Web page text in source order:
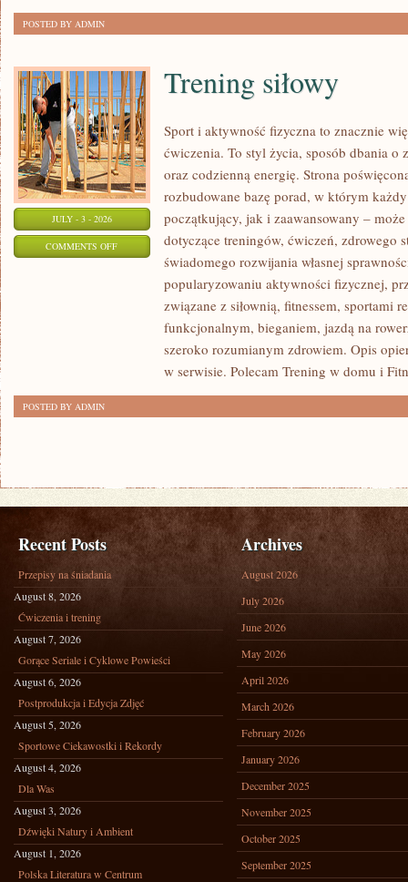
POSTED BY ADMIN
JULY - 3 - 2026
COMMENTS OFFON
Trening siłowy
Sport i aktywność fizyczna to znacznie
ćwiczenia. To styl życia, sposób dbania o
oraz codzienną energię. Strona
rozbudowane bazę porad, w którym
początkujący, jak i zaawansowany –
dotyczące treningów, ćwiczeń, zdrowego
świadomego rozwijania własnej
popularyzowaniu aktywności fizycznej,
związane z siłownią, fitnessem, sportami
funkcjonalnym, bieganiem, jazdą na
szeroko rozumianym zdrowiem. Opis
w serwisie. Polecam Trening w domu i
POSTED BY ADMIN
Recent Posts
Przepisy na śniadania
August 8, 2026
Ćwiczenia i trening
August 7, 2026
Gorące Seriale i Cyklowe Powieści
August 6, 2026
Postprodukcja i Edycja Zdjęć
August 5, 2026
Sportowe Ciekawostki i Rekordy
August 4, 2026
Dla Was
August 3, 2026
Dźwięki Natury i Ambient
August 1, 2026
Polska Literatura w Centrum
Archives
August 2026
July 2026
June 2026
May 2026
April 2026
March 2026
February 2026
January 2026
December 2025
November 2025
October 2025
September 2025